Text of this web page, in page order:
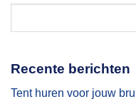
Recente berichten
Tent huren voor jouw